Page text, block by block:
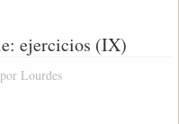
ejercicios (IX)
Lourdes